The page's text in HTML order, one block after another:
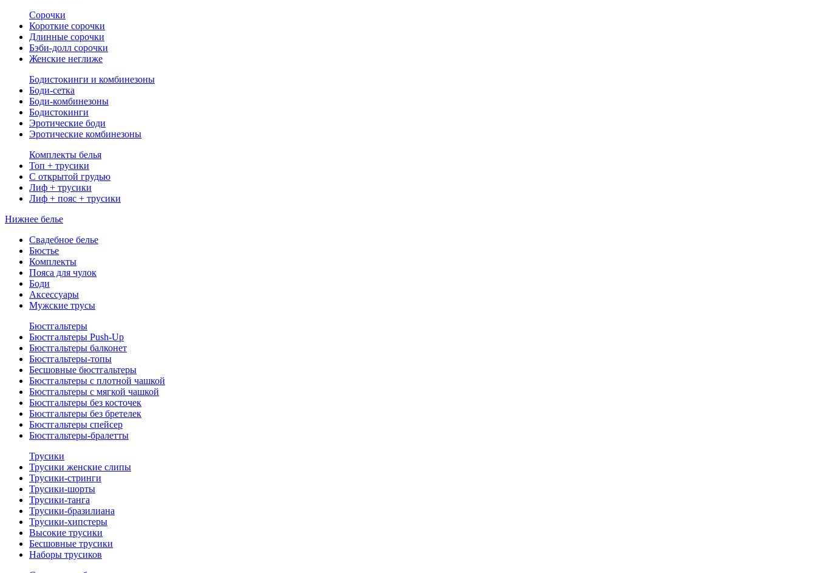
Сорочки
Короткие сорочки
Длинные сорочки
Бэби-долл сорочки
Женские неглиже
Бодистокинги и комбинезоны
Боди-сетка
Боди-комбинезоны
Бодистокинги
Эротические боди
Эротические комбинезоны
Комплекты белья
Топ + трусики
С открытой грудью
Лиф + трусики
Лиф + пояс + трусики
Нижнее белье
Свадебное белье
Бюстье
Комплекты
Пояса для чулок
Боди
Аксессуары
Мужские трусы
Бюстгальтеры
Бюстгальтеры Push-Up
Бюстгальтеры балконет
Бюстгальтеры-топы
Бесшовные бюстгальтеры
Бюстгальтеры с плотной чашкой
Бюстгальтеры с мягкой чашкой
Бюстгальтеры без косточек
Бюстгальтеры без бретелек
Бюстгальтеры спейсер
Бюстгальтеры-бралетты
Трусики
Трусики женские слипы
Трусики-стринги
Трусики-шорты
Трусики-танга
Трусики-бразилиана
Трусики-хипстеры
Высокие трусики
Бесшовные трусики
Наборы трусиков